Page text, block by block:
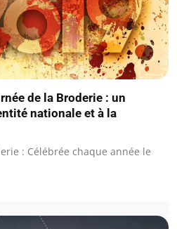
de la Broderie : un
nationale et à la
: Célébrée chaque année le